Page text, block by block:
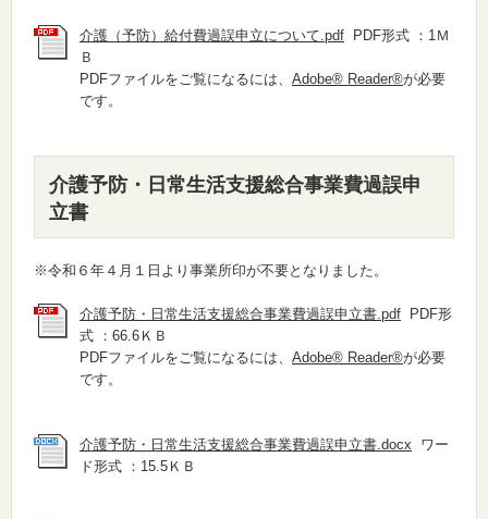
介護（予防）給付費過誤申立について.pdf PDF形式 ：1Ｍ
Ｂ
PDFファイルをご覧になるには、 Adobe® Reader®が必要
です。
介護予防・日常生活支援総合事業費過誤申
立書
※令和６年４月１日より事業所印が不要となりました。
介護予防・日常生活支援総合事業費過誤申立書.pdf PDF形
式 ：66.6ＫＢ
PDFファイルをご覧になるには、 Adobe® Reader®が必要
です。
介護予防・日常生活支援総合事業費過誤申立書.docx ワー
ド形式 ：15.5ＫＢ